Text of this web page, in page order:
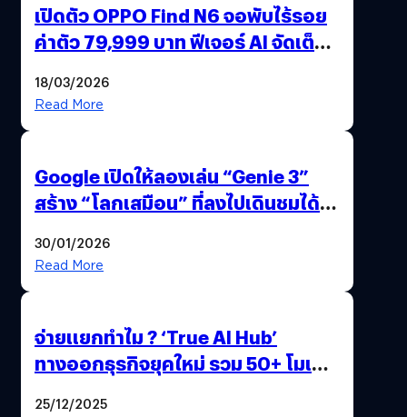
เปิดตัว OPPO Find N6 จอพับไร้รอย
ค่าตัว 79,999 บาท ฟีเจอร์ AI จัดเต็ม
18/03/2026
Read More
Google เปิดให้ลองเล่น “Genie 3”
สร้าง “โลกเสมือน” ที่ลงไปเดินชมได้
30/01/2026
Read More
จ่ายแยกทำไม ? ‘True AI Hub’
ทางออกธุรกิจยุคใหม่ รวม 50+ โมเดล
25/12/2025